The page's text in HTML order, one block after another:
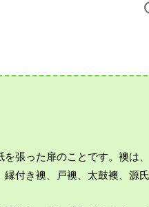
張った扉のことです。襖は
付き襖、戸襖、太鼓襖、源